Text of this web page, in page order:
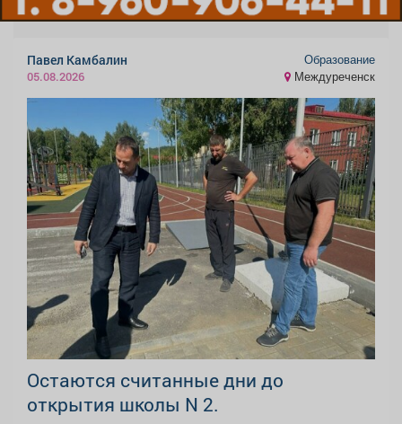
Павел Камбалин
05.08.2026
Образование
Междуреченск
Остаются считанные дни до
открытия школы N 2.